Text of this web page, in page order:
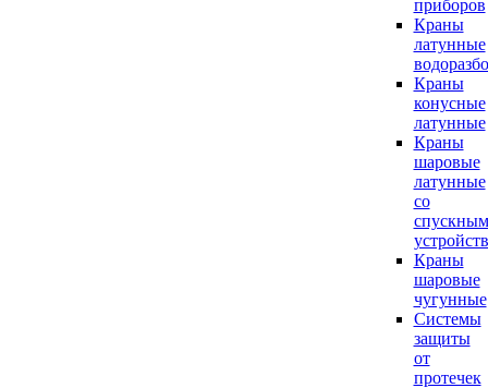
приборов
Краны
латунные
Краны
конусные
латунные
Краны
шаровые
латунные
со
спускным
Краны
шаровые
чугунные
Системы
защиты
от
протечек